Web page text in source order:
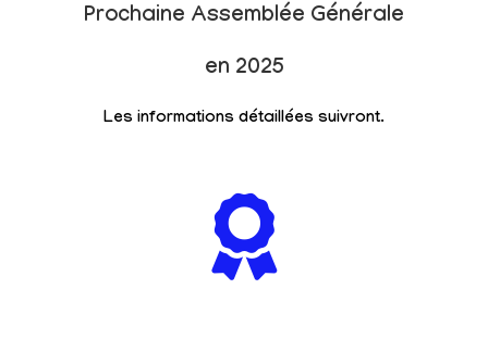
Prochaine Assemblée Générale
en 2025
Les informations détaillées suivront.